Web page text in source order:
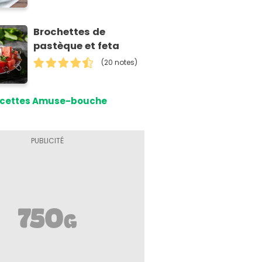
Brochettes de
pastèque et feta
(20 notes)
Amuse-bouche